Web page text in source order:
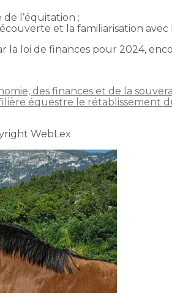
l’équitation ;
et la familiarisation
loi de finances pour 2024,
des finances et de la
équestre le rétablissement
WebLex